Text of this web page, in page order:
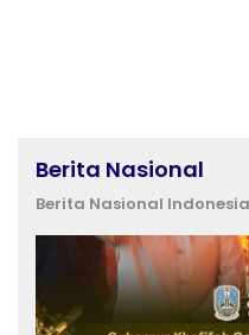
Berita Nasional
Berita Nasional Indonesia